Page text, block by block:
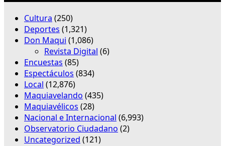
Cultura (250)
Deportes (1,321)
Don Maqui (1,086)
Revista Digital (6)
Encuestas (85)
Espectáculos (834)
Local (12,876)
Maquiavelando (435)
Maquiavélicos (28)
Nacional e Internacional (6,993)
Observatorio Ciudadano (2)
Uncategorized (121)